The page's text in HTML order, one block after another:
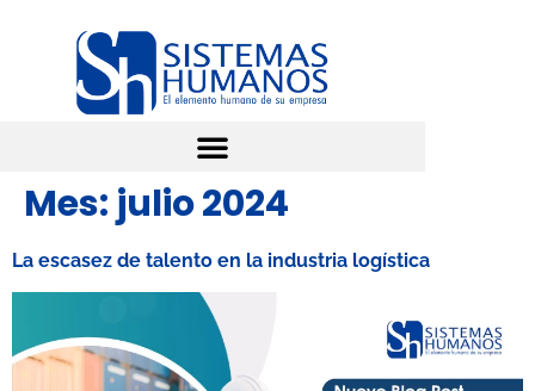
Mes: julio 2024
La escasez de talento en la industria logística